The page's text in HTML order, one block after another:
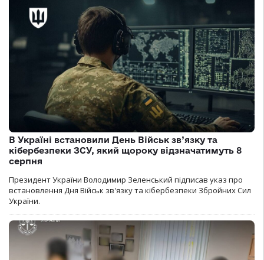
В Україні встановили День Військ зв’язку та
кібербезпеки ЗСУ, який щороку відзначатимуть 8
серпня
Президент України Володимир Зеленський підписав указ про
встановлення Дня Військ зв'язку та кібербезпеки Збройних Сил
України.